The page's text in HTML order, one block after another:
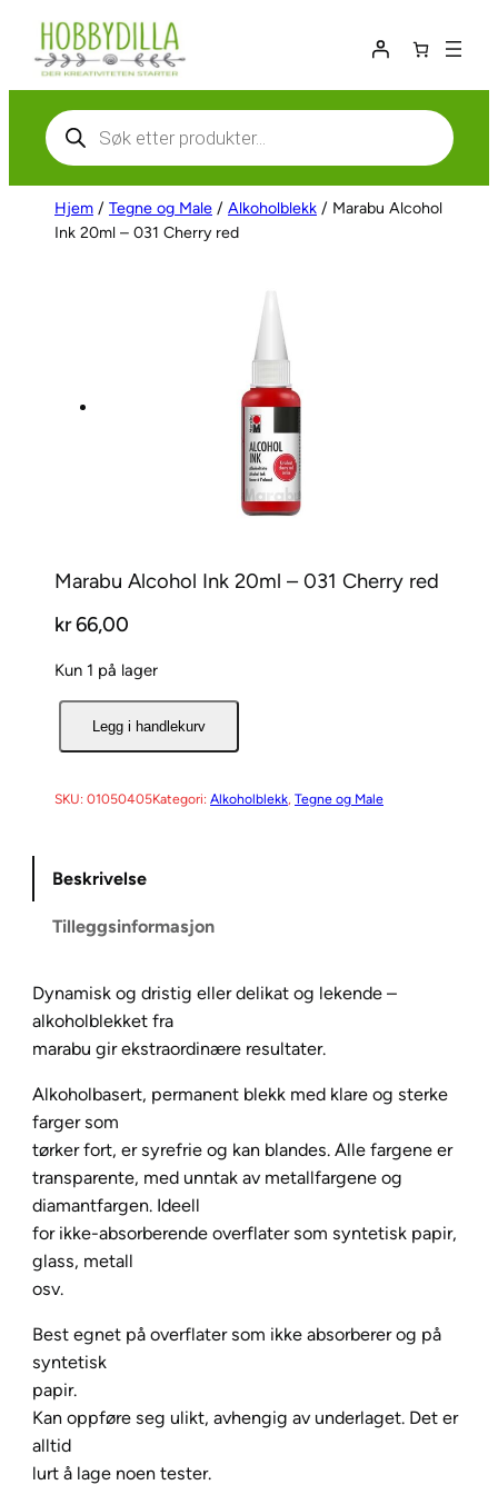
Hopp
innhold
Products
search
Hjem / Tegne og Male / Alkoholblekk / Marabu Alcohol
Ink 20ml – 031 Cherry red
Marabu Alcohol Ink 20ml – 031 Cherry red
kr66,00
Kun 1 på lager
a
A
c
h
o
l
n
k
2
0
m
–
0
C
h
e
r
Legg i handlekurv
SKU: 01050405Kategori: Alkoholblekk, Tegne og Male
Beskrivelse
Tilleggsinformasjon
Dynamisk og dristig eller delikat og lekende –
alkoholblekket fra
marabu gir ekstraordinære resultater.
Alkoholbasert, permanent blekk med klare og sterke
farger som
tørker fort, er syrefrie og kan blandes. Alle fargene er
transparente, med unntak av metallfargene og
diamantfargen. Ideell
for ikke-absorberende overflater som syntetisk papir,
glass, metall
osv.
Best egnet på overflater som ikke absorberer og på
syntetisk
papir.
Kan oppføre seg ulikt, avhengig av underlaget. Det er
alltid
lurt å lage noen tester.